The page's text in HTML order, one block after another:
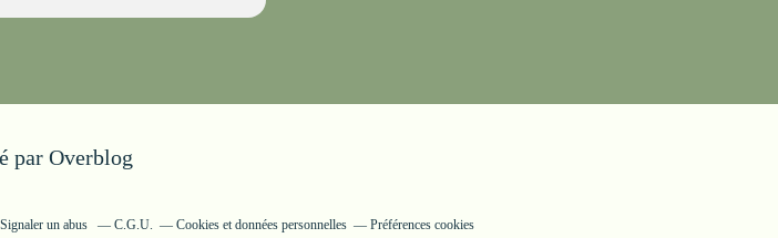
par Overblog
Signaler un abus C.G.U. Cookies et données personnelles Préférences cookies